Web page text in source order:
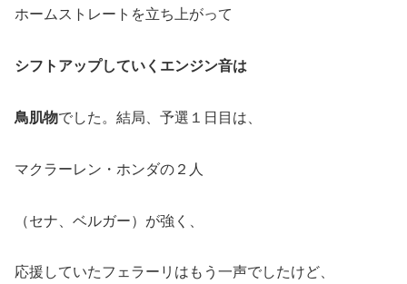
ホームストレートを立ち上がって
シフトアップしていくエンジン音は
鳥肌物でした。結局、予選１日目は、
マクラーレン・ホンダの２人
（セナ、ベルガー）が強く、
応援していたフェラーリはもう一声でしたけど、